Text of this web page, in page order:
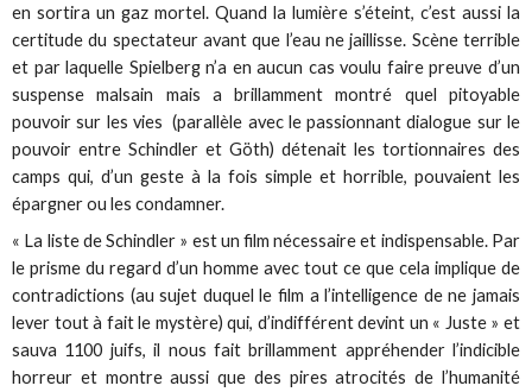
en sortira un gaz mortel. Quand la lumière s’éteint, c’est aussi la
certitude du spectateur avant que l’eau ne jaillisse. Scène terrible
et par laquelle Spielberg n’a en aucun cas voulu faire preuve d’un
suspense malsain mais a brillamment montré quel pitoyable
pouvoir sur les vies (parallèle avec le passionnant dialogue sur le
pouvoir entre Schindler et Göth) détenait les tortionnaires des
camps qui, d’un geste à la fois simple et horrible, pouvaient les
épargner ou les condamner.
« La liste de Schindler » est un film nécessaire et indispensable. Par
le prisme du regard d’un homme avec tout ce que cela implique de
contradictions (au sujet duquel le film a l’intelligence de ne jamais
lever tout à fait le mystère) qui, d’indifférent devint un « Juste » et
sauva 1100 juifs, il nous fait brillamment appréhender l’indicible
horreur et montre aussi que des pires atrocités de l’humanité